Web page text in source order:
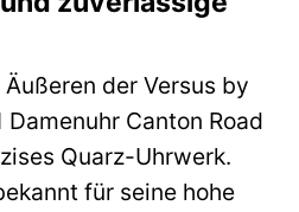
der Versus by
Canton Road
Quarz-Uhrwerk.
für seine hohe